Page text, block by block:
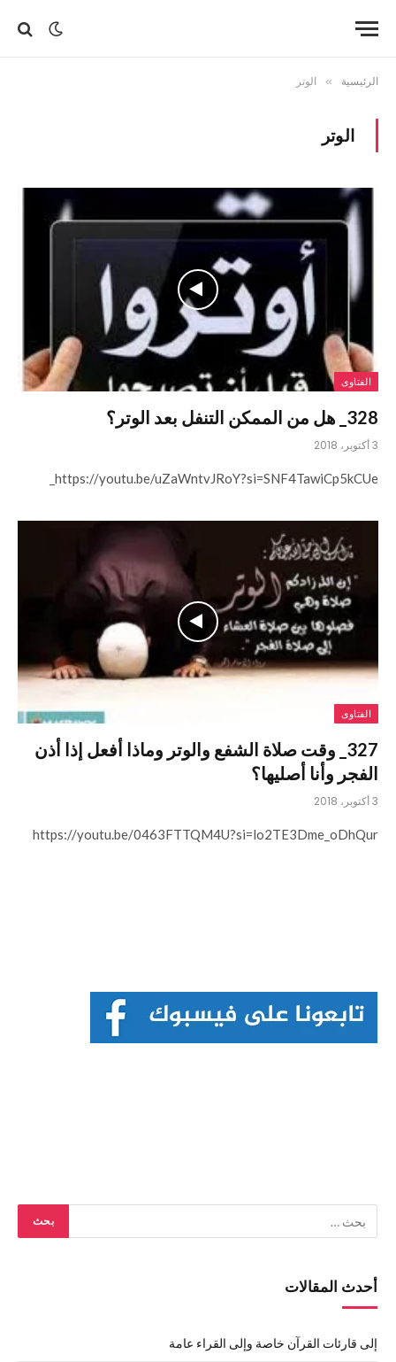
الرئيسية » الوتر
الوتر
الفتاوى
328_ هل من الممكن التنفل بعد الوتر؟
3 أكتوبر، 2018
https://youtu.be/uZaWntvJRoY?si=SNF4TawiCp5kCUe_
الفتاوى
327_ وقت صلاة الشفع والوتر وماذا أفعل إذا أذن
الفجر وأنا أصليها؟
3 أكتوبر، 2018
https://youtu.be/0463FTTQM4U?si=lo2TE3Dme_oDhQur
أحدث المقالات
إلى قارئات القرآن خاصة وإلى القراء عامة